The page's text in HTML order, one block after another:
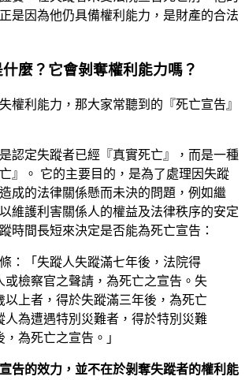
是因為他仍具備權利能力，是財產的合法
什麼？它會剝奪權利能力嗎？
權利能力，那大家常聽到的『死亡宣告』
認定失蹤者已經『真實死亡』，而是一種
』。 它的主要目的，是為了處理因失蹤
成的法律關係懸而未決的問題，例如繼
維護利害關係人的權益及法律秩序的安定
時間長短來決定是否能為死亡宣告：
條：「失蹤人失蹤滿七年後，法院得
或檢察官之聲請，為死亡之宣告。失
以上者，得於失蹤滿三年後，為死亡
人為遭遇特別災難者，得於特別災難
為死亡之宣告。」
告的效力，並不在於剝奪失蹤者的權利能